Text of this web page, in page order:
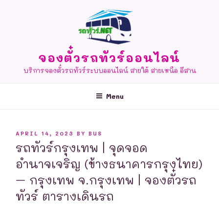
จองตั๋วรถทัวร์ออนไลน์
บริการจองตั๋วรถทัวร์ระบบออนไลน์ สายใต้ สายเหนือ อีสาน
Menu
POSTED
APRIL 14, 2023 BY BUS
รถทัวร์กรุงเทพ | จุดจอด
อำนาจเจริญ (ข้างธนาคารกรุงไทย)
– กรุงเทพ จ.กรุงเทพ | จองตั๋วรถ
ทัวร์ ตารางเดินรถ